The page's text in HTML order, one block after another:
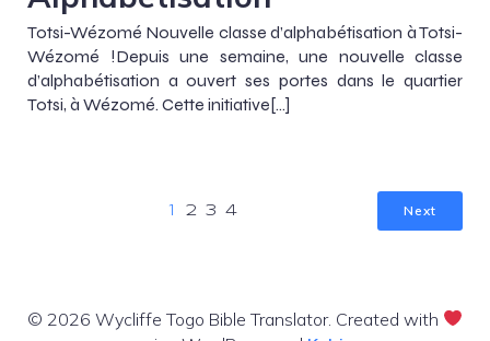
Totsi-Wézomé Nouvelle classe d’alphabétisation à Totsi-
Wézomé !Depuis une semaine, une nouvelle classe
d’alphabétisation a ouvert ses portes dans le quartier
Totsi, à Wézomé. Cette initiative[…]
1 2 3 4 Next
© 2026 Wycliffe Togo Bible Translator. Created with